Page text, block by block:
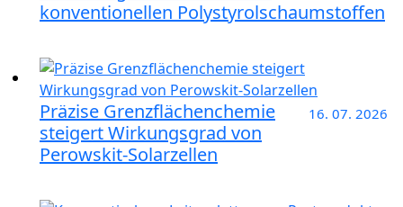
konventionellen Polystyrolschaumstoffen
16. 07. 2026
Präzise Grenzflächenchemie
steigert Wirkungsgrad von
Perowskit-Solarzellen